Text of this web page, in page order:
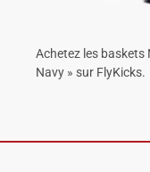
Achetez les baskets
Navy » sur FlyKicks.